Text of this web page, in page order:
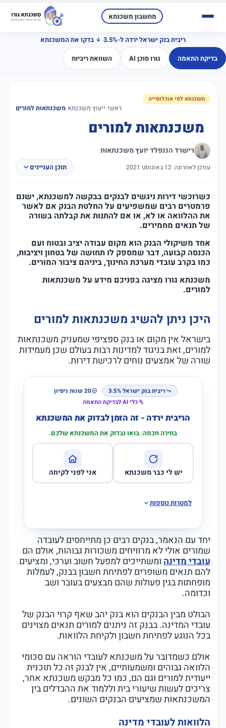
מחשבון משכנתא
ריבית בנק ישראל ירדה ל-3.5%
בדקו את המשכנתא
בדיקת התאמה
גורו סוכן AI השוואת ריביות
משכנתא לפי אוכלוסייה
ראשי‹ייעוץ משכנתא‹משכנתאות למורים
משכנתאות למורים
רישרד הננפלד יועץ משכנתאות
עודכן לאחרונה: 12 באוגוסט 2021 תוכן העניינים
כשרוכשי דירות ניגשים לבנקים בבקשה למשכנתא, ישנם
פרמטרים רבים שמשפיעים על החלטת הבנק אם לאשר
את ההלוואה או לא, או אם להתנות את קבלתה בשורה
של תנאים מחמירים.
אחד משיקולי הבנק הוא מקום עבודה יציב ובטוח ועם
הכנסה קבועה, דבר שמספק לו תחושה של בטחון ויציבות,
כמו בקרב עובדי מערכת החינוך, ביניהם ציבור המורים.
משכנתא גורו מציגה בפניכם מידע על משכנתאות
למורים.
היכן ניתן להשיג משכנתאות למורים
בישראל אין מקום או בנק ספציפי שמעניק משכנתאות
למורים, זאת בניגוד למדינות רבות בעולם שכן מעמידות
שורה של אמצעים נוחים לרכישת דירות.
ריבית בנק ישראל 3.5%
20 שנות ניסיון
כלי AI לבדיקת התאמה
הריבית ירדה - זה הזמן לבדוק את המשכנתא
בחירה חכמה. בואו נבדוק את המשכנתא שלכם.
יש לי כבר משכנתא אני לפני לקיחה
למטרות נוספות
יחד עם הנאמר, בנקים רבים כן מתייחסים לעובדה
שמורים אולי לא מרוויחים משכורות גבוהות, אולם הם
עובדי מדינהומשתייכים למפעל חשוב וערכי, ומציעים
להם תנאים משופרים לפתיחת חשבון בבנק, לעמלות
מופחתות בגין פעולות שהם מבצעים בעובר ושב
וכדומה.
הבולט מבין הבנקים הוא בנק יהב שאף קרוי הבנק של
עובדי המדינה. בבנק זה ניתנים למורים תנאים מצוינים
בכל הנוגע לפתיחת חשבון ולקיחת הלוואות.
אולם כשמדובר על משכנתא לעובדי הוראה עם סכומי
הלוואה גבוהים ומשמעותיים, אין לבנק זה כל תוכנית
ייעודית למורים וגם הם, כמו כל מבקש משכנתא אחר,
צריכים לעשות שיעורי בית וללמוד את ההבדלים בין
המשכנתאות שמציעים הבנקים השונים.
הלוואות לעובדי מדינה